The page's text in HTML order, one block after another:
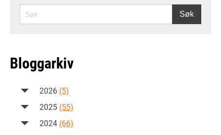
SØK Søk
Bloggarkiv
2026 (5)
2025 (55)
2024 (66)